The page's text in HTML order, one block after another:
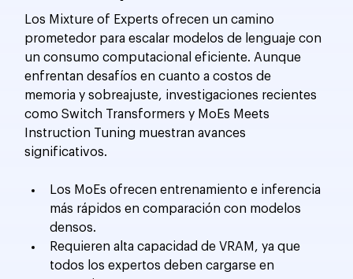
Los Mixture of Experts ofrecen un camino
prometedor para escalar modelos de lenguaje con
un consumo computacional eficiente. Aunque
enfrentan desafíos en cuanto a costos de
memoria y sobreajuste, investigaciones recientes
como Switch Transformers y MoEs Meets
Instruction Tuning muestran avances
significativos.
Los MoEs ofrecen entrenamiento e inferencia
más rápidos en comparación con modelos
densos.
Requieren alta capacidad de VRAM, ya que
todos los expertos deben cargarse en